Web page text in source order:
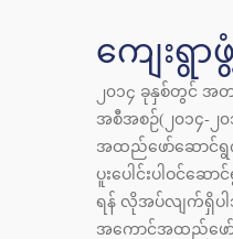
ကျေးရွ
၂၀၁၄ ခုနှစ်တွင် အ
အစီအစဉ်(၂၀၁၄-၂၀၁
အထည်ဖော်ဆောင်ရွက်
ပူးပေါင်းပါဝင်ဆ
ရန် လိုအပ်လျက်ရှိပါသ
အကောင်အထည်ဖေ